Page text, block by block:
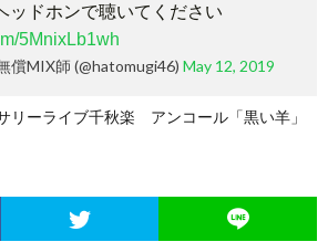
ッドホンで聴いてください
5MnixLb1wh
償MIX師 (@hatomugi46) May 12, 2019
ーライブ千秋楽 アンコール「黒い羊」